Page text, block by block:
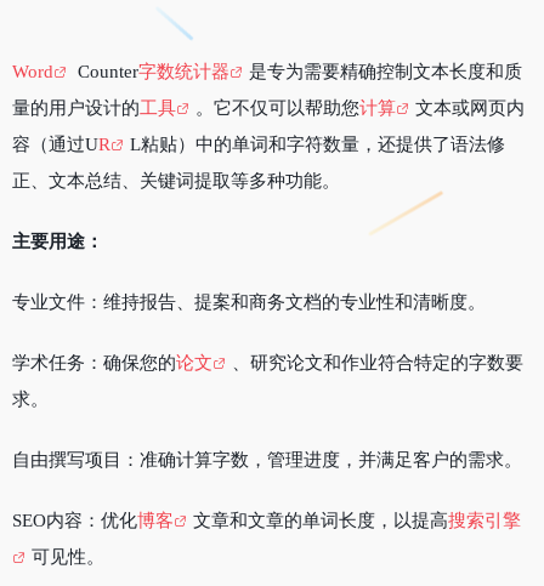
Word Counter字数统计器
是专为需要精确控制文本长度和质
量的用户设计的工具 。它不仅可以帮助您计算
文本或网页内
容（通过UR
L粘贴）中的单词和字符数量，还提供了语法修
正、文本总结、关键词提取等多种功能。
主要用途：
专业文件：维持报告、提案和商务文档的专业性和清晰度。
学术任务：确保您的论文
、研究论文和作业符合特定的字数要
求。
自由撰写项目：准确计算字数，管理进度，并满足客户的需求。
SEO内容：优化博客 文章和文章的单词长度，以提高搜索引擎
可见性。